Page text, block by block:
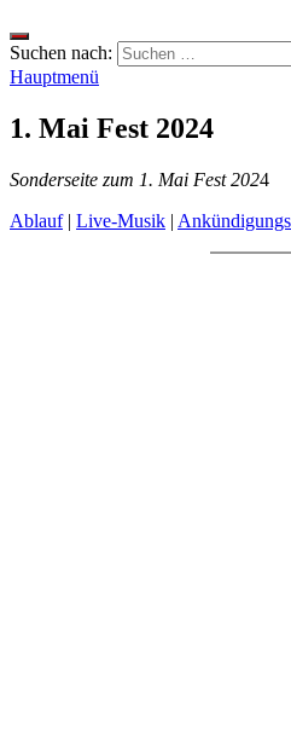
Suchen nach:
Hauptmenü
1. Mai Fest 2024
Sonderseite zum 1. Mai Fest 2024
Ablauf| Live-Musik |